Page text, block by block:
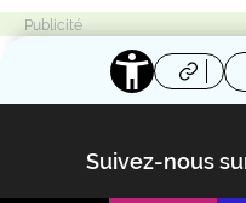
Suivez-nous